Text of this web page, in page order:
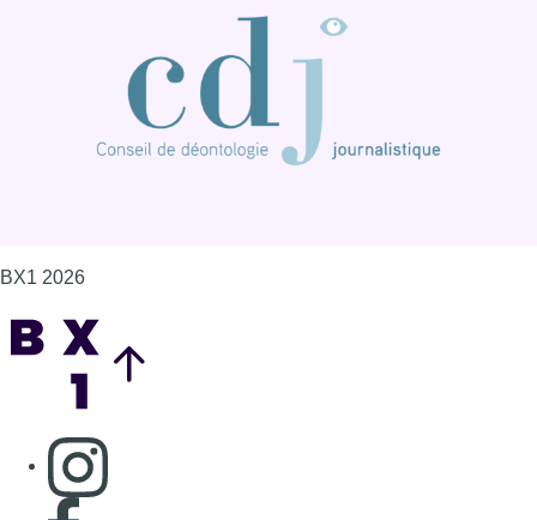
BX1 2026
Consulter page Instagram
Consulter page Facebook